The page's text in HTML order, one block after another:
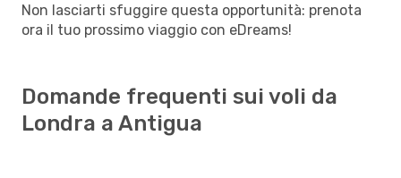
Non lasciarti sfuggire questa opportunità: prenota
ora il tuo prossimo viaggio con eDreams!
Domande frequenti sui voli da
Londra a Antigua